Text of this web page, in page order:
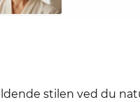
stilen ved du